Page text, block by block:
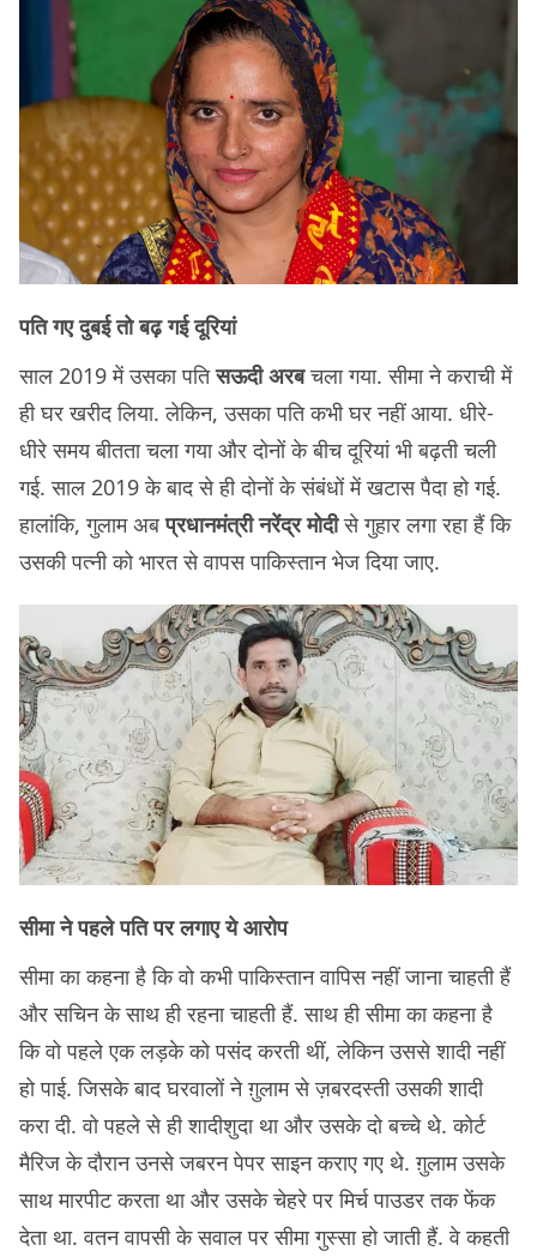
पति गए दुबई तो बढ़ गई दूरियां
साल 2019 में उसका पतिसऊदी अरबचला गया. सीमा ने कराची में
ही घर खरीद लिया. लेकिन, उसका पति कभी घर नहीं आया. धीरे-
धीरे समय बीतता चला गया और दोनों के बीच दूरियां भी बढ़ती चली
गई. साल 2019 के बाद से ही दोनों के संबंधों में खटास पैदा हो गई.
हालांकि, गुलाम अबप्रधानमंत्री नरेंद्र मोदीसे गुहार लगा रहा हैं कि
उसकी पत्नी को भारत से वापस पाकिस्तान भेज दिया जाए.
सीमा ने पहले पति पर लगाए ये आरोप
सीमा का कहना है कि वो कभी पाकिस्तान वापिस नहीं जाना चाहती हैं
और सचिन के साथ ही रहना चाहती हैं. साथ ही सीमा का कहना है
कि वो पहले एक लड़के को पसंद करती थीं, लेकिन उससे शादी नहीं
हो पाई. जिसके बाद घरवालों ने ग़ुलाम से ज़बरदस्ती उसकी शादी
करा दी. वो पहले से ही शादीशुदा था और उसके दो बच्चे थे. कोर्ट
मैरिज के दौरान उनसे जबरन पेपर साइन कराए गए थे. ग़ुलाम उसके
साथ मारपीट करता था और उसके चेहरे पर मिर्च पाउडर तक फेंक
देता था. वतन वापसी के सवाल पर सीमा गुस्सा हो जाती हैं. वे कहती